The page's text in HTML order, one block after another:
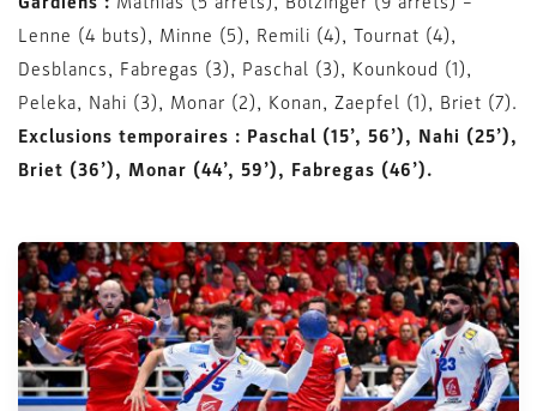
Lenne (4 buts), Minne (5), Remili (4), Tournat (4),
Desblancs, Fabregas (3), Paschal (3), Kounkoud (1),
Peleka, Nahi (3), Monar (2), Konan, Zaepfel (1), Briet (7).
Exclusions temporaires : Paschal (15’, 56’), Nahi (25’),
Briet (36’), Monar (44’, 59’), Fabregas (46’).